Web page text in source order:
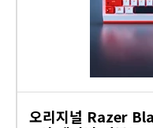
오리지널 Razer